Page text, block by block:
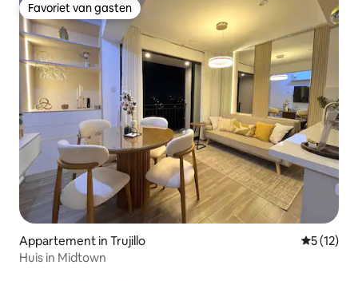
Favoriet van gasten
Favoriet van gasten
Appartement in Trujillo
5 (12)
Huis in Midtown